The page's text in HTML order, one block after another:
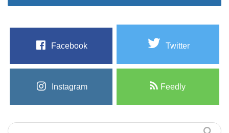
Facebook Twitter
Instagram Feedly